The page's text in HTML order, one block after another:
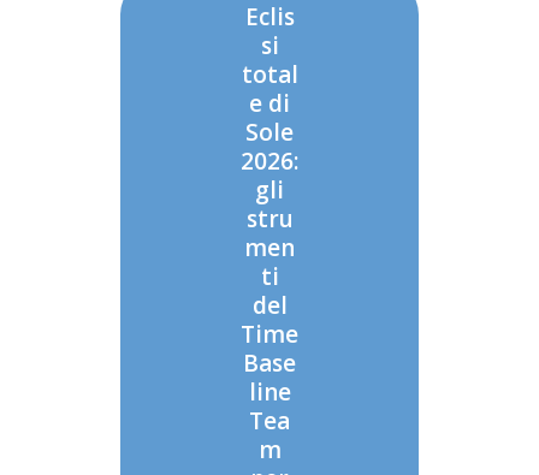
Eclis
si
total
e di
Sole
2026:
gli
stru
men
ti
del
Time
Base
line
Tea
m